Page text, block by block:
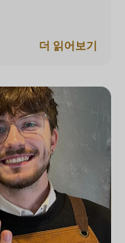
더 읽어보기